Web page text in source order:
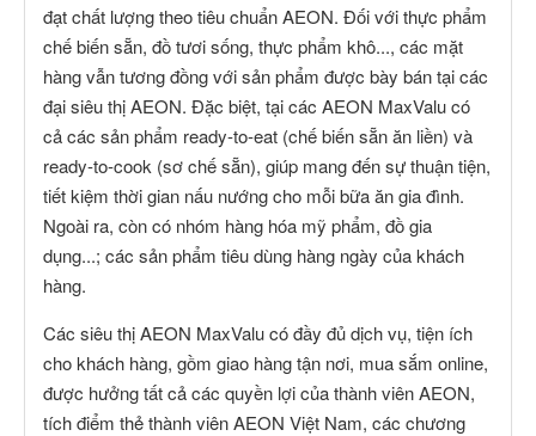
đạt chất lượng theo tiêu chuẩn AEON. Đối với thực phẩm
chế biến sẵn, đồ tươi sống, thực phẩm khô..., các mặt
hàng vẫn tương đồng với sản phẩm được bày bán tại các
đại siêu thị AEON. Đặc biệt, tại các AEON MaxValu có
cả các sản phẩm ready-to-eat (chế biến sẵn ăn liền) và
ready-to-cook (sơ chế sẵn), giúp mang đến sự thuận tiện,
tiết kiệm thời gian nấu nướng cho mỗi bữa ăn gia đình.
Ngoài ra, còn có nhóm hàng hóa mỹ phẩm, đồ gia
dụng...; các sản phẩm tiêu dùng hàng ngày của khách
hàng.
Các siêu thị AEON MaxValu có đầy đủ dịch vụ, tiện ích
cho khách hàng, gồm giao hàng tận nơi, mua sắm online,
được hưởng tất cả các quyền lợi của thành viên AEON,
tích điểm thẻ thành viên AEON Việt Nam, các chương